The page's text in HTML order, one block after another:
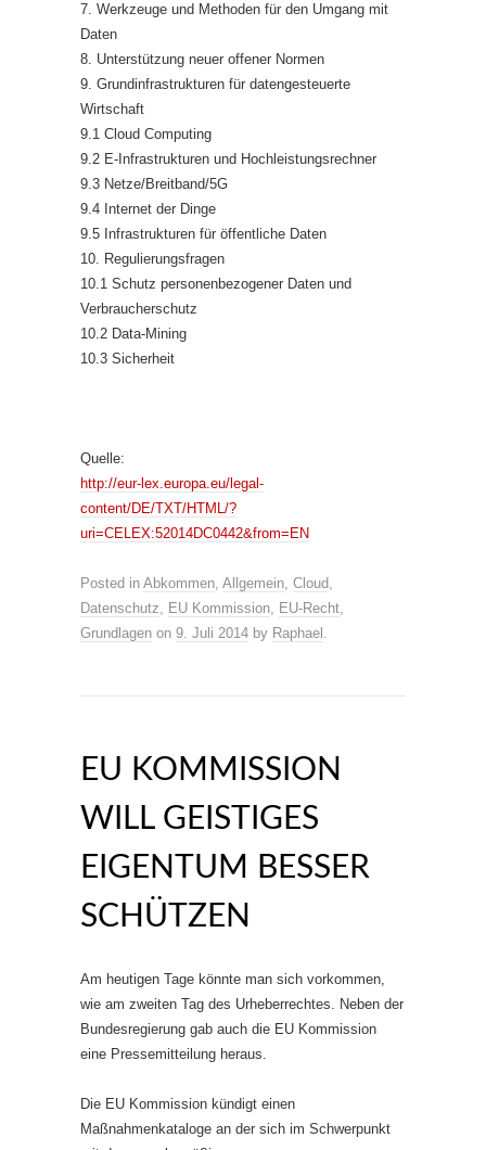
7. Werkzeuge und Methoden für den Umgang mit
Daten
8. Unterstützung neuer offener Normen
9. Grundinfrastrukturen für datengesteuerte
Wirtschaft
9.1 Cloud Computing
9.2 E-Infrastrukturen und Hochleistungsrechner
9.3 Netze/Breitband/5G
9.4 Internet der Dinge
9.5 Infrastrukturen für öffentliche Daten
10. Regulierungsfragen
10.1 Schutz personenbezogener Daten und
Verbraucherschutz
10.2 Data-Mining
10.3 Sicherheit
Quelle:
http://eur-lex.europa.eu/legal-
content/DE/TXT/HTML/?
uri=CELEX:52014DC0442&from=EN
Posted in Abkommen, Allgemein, Cloud,
Datenschutz, EU Kommission, EU-Recht,
Grundlagen on 9. Juli 2014 by Raphael .
EU KOMMISSION
WILL GEISTIGES
EIGENTUM BESSER
SCHÜTZEN
Am heutigen Tage könnte man sich vorkommen,
wie am zweiten Tag des Urheberrechtes. Neben der
Bundesregierung gab auch die EU Kommission
eine Pressemitteilung heraus.
Die EU Kommission kündigt einen
Maßnahmenkataloge an der sich im Schwerpunkt